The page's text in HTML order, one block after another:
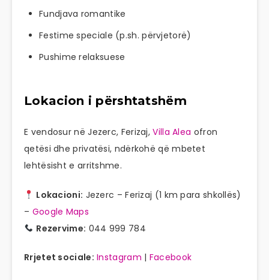
Fundjava romantike
Festime speciale (p.sh. përvjetorë)
Pushime relaksuese
Lokacion i përshtatshëm
E vendosur në Jezerc, Ferizaj,Villa Alea ofron
qetësi dhe privatësi, ndërkohë që mbetet
lehtësisht e arritshme.
Lokacioni: Jezerc – Ferizaj (1 km para shkollës)
– Google Maps
Rezervime: 044 999 784
Rrjetet sociale: Instagram | Facebook